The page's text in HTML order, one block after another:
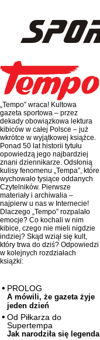
„Tempo” wraca! Kultowa
gazeta sportowa – przez
dekady obowiązkowa lektura
kibiców w całej Polsce – już
wkrótce w wyjątkowej książce.
Ponad 50 lat historii tytułu
opowiedzą jego najbardziej
znani dziennikarze. Odsłonią
kulisy fenomenu „Tempa”, które
wychowało tysiące oddanych
Czytelników. Pierwsze
materiały i archiwalia –
najpierw u nas w Internecie!
Dlaczego „Tempo” rozpalało
emocje? Co kochali w nim
kibice, czego nie mieli nigdzie
indziej? Skąd wziął się kult,
który trwa do dziś? Odpowiedzi
w kolejnych rozdziałach
książki:
PROLOG
A mówili, że gazeta żyje
jeden dzień
Od Piłkarza do
Supertempa
Jak narodziła się legenda